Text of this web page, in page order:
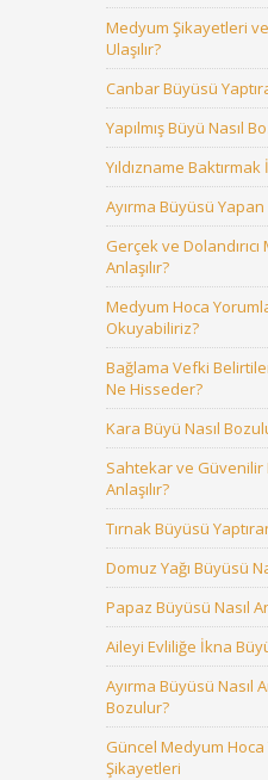
Medyum Şikayetleri
Ulaşılır?
Canbar Büyüsü
Yapılmış Büyü Nasıl
Yıldızname
Ayırma Büyüsü
Gerçek ve
Anlaşılır?
Medyum Hoca
Okuyabiliriz?
Bağlama Vefki
Ne Hisseder?
Kara Büyü Nasıl
Sahtekar ve Güvenilir
Anlaşılır?
Tırnak Büyüsü
Domuz Yağı Büyüsü
Papaz Büyüsü Nasıl
Aileyi Evliliğe İkna
Ayırma Büyüsü Nasıl
Bozulur?
Güncel Medyum
Şikayetleri